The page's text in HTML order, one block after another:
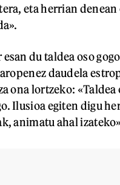
eta herrian denean
du taldea oso
daudela
ona lortzeko: «Taldea
Ilusioa egiten digu
animatu ahal